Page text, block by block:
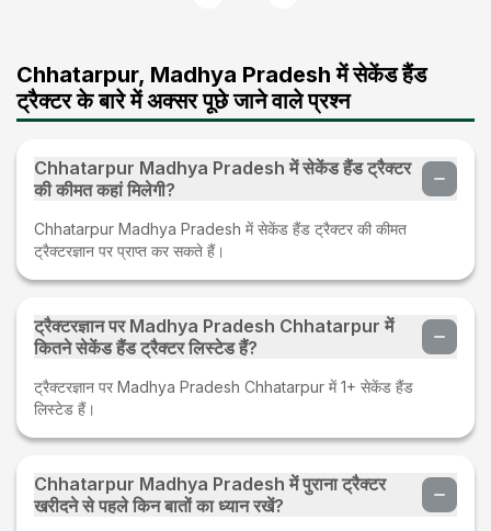
Chhatarpur, Madhya Pradesh में सेकेंड हैंड
ट्रैक्टर के बारे में अक्सर पूछे जाने वाले प्रश्न
Chhatarpur Madhya Pradesh में सेकेंड हैंड ट्रैक्टर
की कीमत कहां मिलेगी?
Chhatarpur Madhya Pradesh में सेकेंड हैंड ट्रैक्टर की कीमत
ट्रैक्टरज्ञान पर प्राप्त कर सकते हैं।
ट्रैक्टरज्ञान पर Madhya Pradesh Chhatarpur में
कितने सेकेंड हैंड ट्रैक्टर लिस्टेड हैं?
ट्रैक्टरज्ञान पर Madhya Pradesh Chhatarpur में 1+ सेकेंड हैंड
लिस्टेड हैं।
Chhatarpur Madhya Pradesh में पुराना ट्रैक्टर
खरीदने से पहले किन बातों का ध्यान रखें?